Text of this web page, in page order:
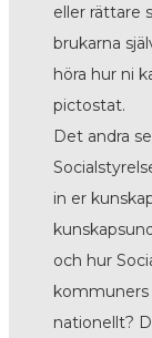
eller rättare
brukarna
höra hur ni
pictostat.
Det andra
in er
och hur
kommuners
nationellt?